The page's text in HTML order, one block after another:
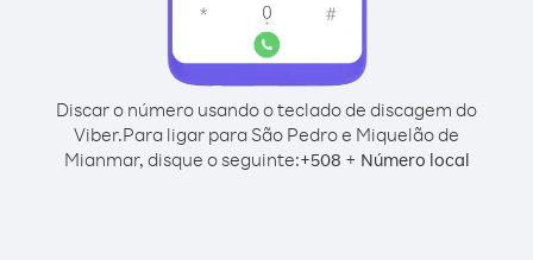
Discar o número usando o teclado de discagem do
Viber.Para ligar para São Pedro e Miquelão de
Mianmar, disque o seguinte:+508 + Número local